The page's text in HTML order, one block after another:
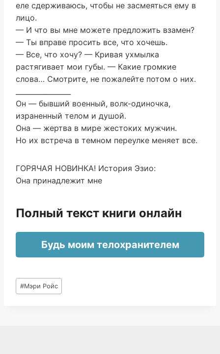
еле сдерживаюсь, чтобы не засмеяться ему в
лицо.
— И что вы мне можете предложить взамен?
— Ты вправе просить все, что хочешь.
— Все, что хочу? — Кривая ухмылка
растягивает мои губы. — Какие громкие
слова… Смотрите, не пожалейте потом о них.
Он — бывший военный, волк-одиночка,
израненный телом и душой.
Она — жертва в мире жестоких мужчин.
Но их встреча в темном переулке меняет все.
ГОРЯЧАЯ НОВИНКА! История Эзио:
Она принадлежит мне
Полный текст книги онлайн
Будь моим телохранителем
Метки
записи:
#Мэри Ройс